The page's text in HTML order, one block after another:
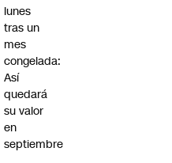
lunes
tras un
mes
congelada:
Así
quedará
su valor
en
septiembre